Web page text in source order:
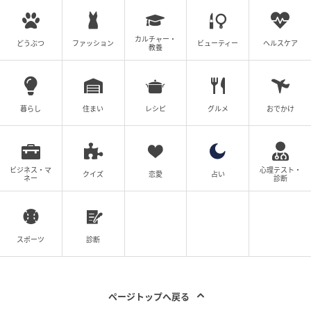
の利便性向上を支援していくとしている。
「KAZAPi」導入をはじめとする、周防大島町の住民サ
ービス向上のための行政DX推進の取り組みに注目した
い。
周防大島町「KAZAPi」導入 詳細：https://mp-
solution.com/case/2026/article-6098
※「QRコード」は株式会社デンソーウェーブの登録商
標です。
(yukari)
【東京都足立区】北千住に隠れ家酒場「調
どうぶつ ファッション
カルチャー・
教養
ビューティー ヘルスケア
暮らし 住まい レシピ グルメ おでかけ
ビジネス・マ
ネー
クイズ 恋愛 占い
心理テスト・
診断
スポーツ 診断
ページトップへ戻る